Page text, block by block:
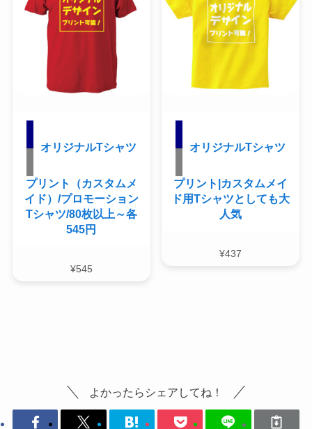
オリジナルTシャツ
プリント（カスタムメ
イド）/プロモーション
Tシャツ/80枚以上～各
545円
¥545
オリジナルTシャツ
プリント|カスタムメイ
ド用Tシャツとしても大
人気
¥437
よかったらシェアしてね！